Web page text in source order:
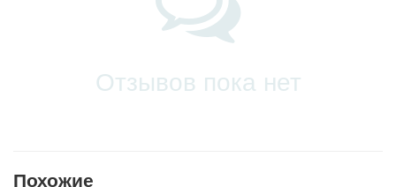
Отзывов пока нет
Похожие